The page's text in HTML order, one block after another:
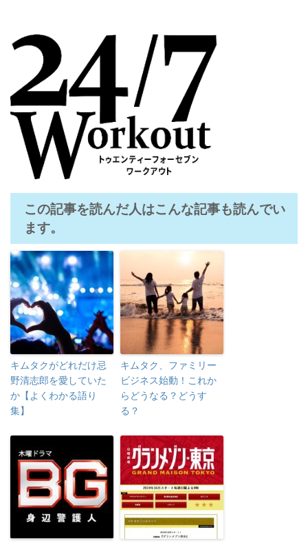
この記事を読んだ人はこんな記事も読んでい
ます。
キムタクがどれだけ忌
野清志郎を愛していた
か【よくわかる語り
集】
キムタク、ファミリー
ビジネス始動！これか
らどうなる？どうす
る？